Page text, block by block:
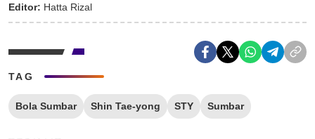
Editor: Hatta Rizal
TAG
Bola Sumbar Shin Tae-yong STY Sumbar